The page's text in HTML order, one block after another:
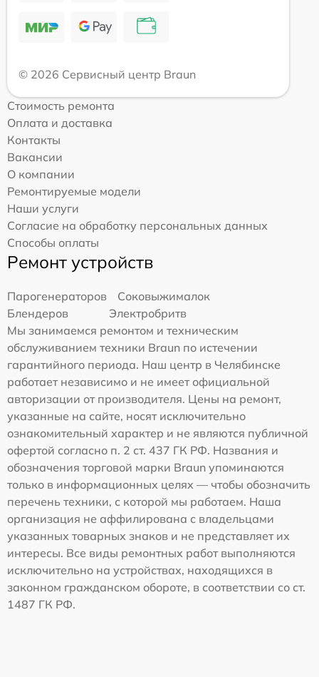
© 2026 Сервисный центр Braun
Стоимость ремонта
Оплата и доставка
Контакты
Вакансии
О компании
Ремонтируемые модели
Наши услуги
Согласие на обработку персональных данных
Способы оплаты
Ремонт устройств
Парогенераторов
Соковыжималок
Блендеров
Электробритв
Мы занимаемся ремонтом и техническим
обслуживанием техники Braun по истечении
гарантийного периода. Наш центр в Челябинске
работает независимо и не имеет официальной
авторизации от производителя. Цены на ремонт,
указанные на сайте, носят исключительно
ознакомительный характер и не являются публичной
офертой согласно п. 2 ст. 437 ГК РФ. Названия и
обозначения торговой марки Braun упоминаются
только в информационных целях — чтобы обозначить
перечень техники, с которой мы работаем. Наша
организация не аффилирована с владельцами
указанных товарных знаков и не представляет их
интересы. Все виды ремонтных работ выполняются
исключительно на устройствах, находящихся в
законном гражданском обороте, в соответствии со ст.
1487 ГК РФ.